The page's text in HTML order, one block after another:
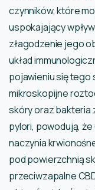
czynników, które
uspokajający
złagodzenie jego
układ
pojawieniu się tego
mikroskopijne
skóry oraz bakteria
pylori, powodują,
naczynia
pod powierzchnią
przeciwzapalne